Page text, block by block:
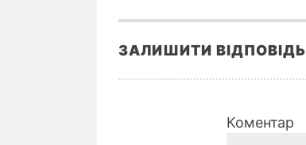
ЗАЛИШИТИ ВІДПОВІДЬ
Коментар